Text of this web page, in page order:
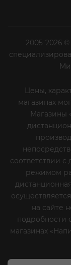
2005-2026
Цены,
магазинах
Магазины
соответствии
режимом
на сайте
подробности
магазинах